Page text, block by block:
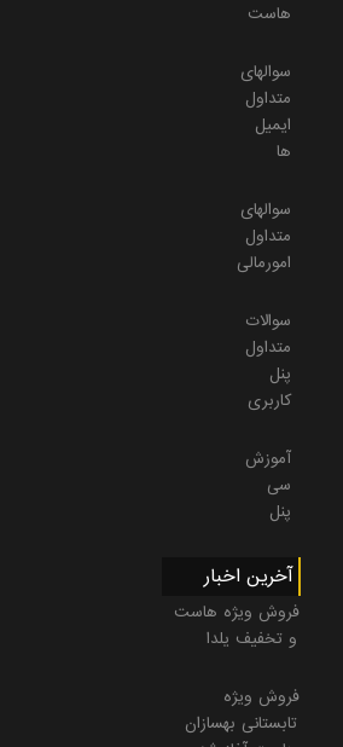
هاست
سوالهای
متداول
ایمیل
ها
سوالهای
متداول
امورمالی
سوالات
متداول
پنل
کاربری
آموزش
سی
پنل
آخرین اخبار
فروش ویژه هاست
و تخفیف یلدا
فروش ویژه
تابستانی بهسازان